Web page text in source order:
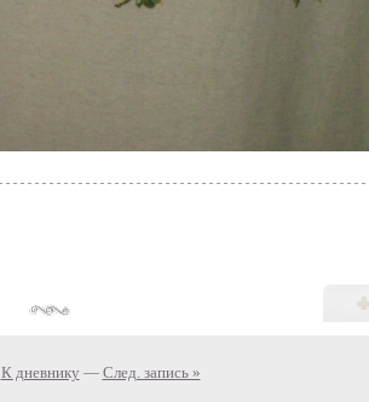
К дневнику — След. запись »